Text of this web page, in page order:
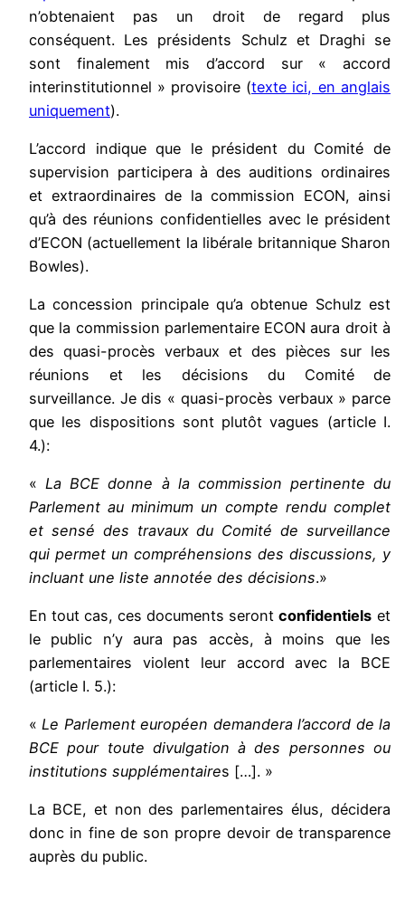
n’obtenaient pas un droit de regard plus
conséquent. Les présidents Schulz et Draghi se
sont finalement mis d’accord sur « accord
interinstitutionnel » provisoire (texte ici, en anglais
uniquement).
L’accord indique que le président du Comité de
supervision participera à des auditions ordinaires
et extraordinaires de la commission ECON, ainsi
qu’à des réunions confidentielles avec le président
d’ECON (actuellement la libérale britannique Sharon
Bowles).
La concession principale qu’a obtenue Schulz est
que la commission parlementaire ECON aura droit à
des quasi-procès verbaux et des pièces sur les
réunions et les décisions du Comité de
surveillance. Je dis « quasi-procès verbaux » parce
que les dispositions sont plutôt vagues (article I.
4.):
« La BCE donne à la commission pertinente du
Parlement au minimum un compte rendu complet
et sensé des travaux du Comité de surveillance
qui permet un compréhensions des discussions, y
incluant une liste annotée des décisions.»
En tout cas, ces documents seront confidentiels et
le public n’y aura pas accès, à moins que les
parlementaires violent leur accord avec la BCE
(article I. 5.):
« Le Parlement européen demandera l’accord de la
BCE pour toute divulgation à des personnes ou
institutions supplémentaires […]. »
La BCE, et non des parlementaires élus, décidera
donc in fine de son propre devoir de transparence
auprès du public.